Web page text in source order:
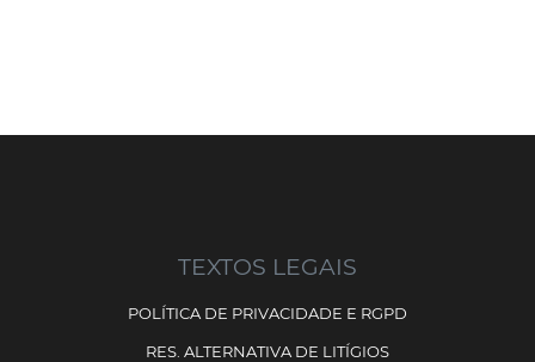
TEXTOS LEGAIS
POLÍTICA DE PRIVACIDADE E RGPD
RES. ALTERNATIVA DE LITÍGIOS